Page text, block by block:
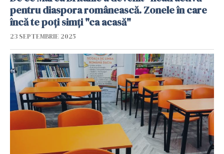
pentru diaspora românească. Zonele în care
încă te poți simți "ca acasă"
23 SEPTEMBRIE 2025